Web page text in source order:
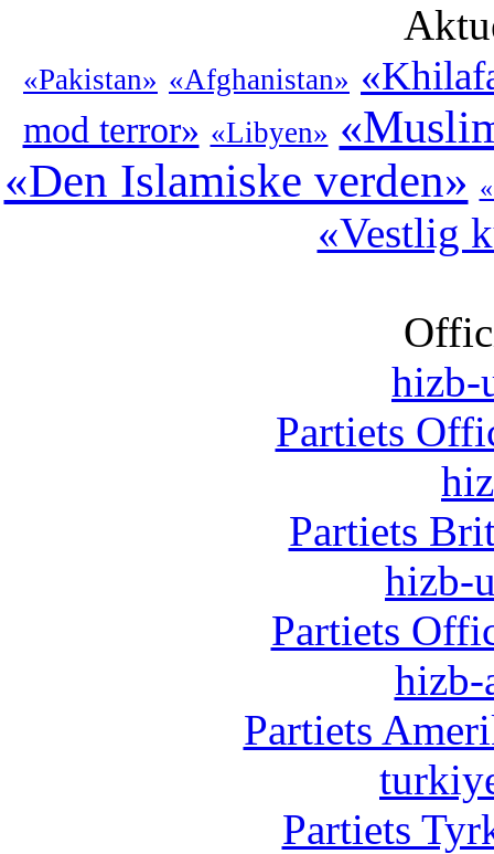
«Pakistan» «Afghanistan»
mod terror» «Libyen»
«Den Islamiske verden»
«Vestlig
hizb-
Partiets
Partiets
hizb-
Partiets
hizb-
Partiets
Partiets